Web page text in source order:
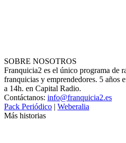
SOBRE NOSOTROS
Franquicia2 es el único programa de
franquicias y emprendedores. 5 años
a 14h. en Capital Radio.
Contáctanos: info@franquicia2.es
Pack Periódico | Weberalia
Más historias